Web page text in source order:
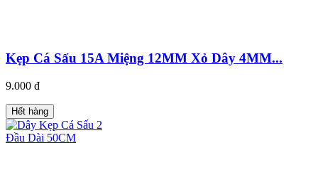
Kẹp Cá Sấu 15A Miệng 12MM Xỏ Dây 4MM...
9.000 đ
Hết hàng